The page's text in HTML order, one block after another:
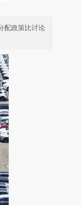
配政策比讨论